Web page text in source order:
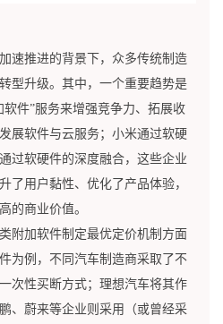
速推进的背景下，众多传统制造
型升级。其中，一个重要趋势是
件”服务来增强竞争力、拓展收
展软件与云服务；小米通过软硬
过软硬件的深度融合，这些企业
了用户黏性、优化了产品体验，
的商业价值。
附加软件制定最优定价机制方面
为例，不同汽车制造商采取了不
次性买断方式；理想汽车将其作
、蔚来等企业则采用（或曾经采